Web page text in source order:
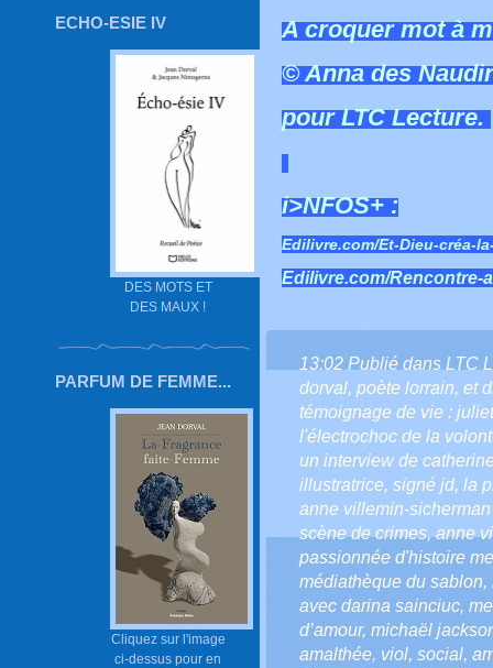
ECHO-ESIE IV
DES MOTS ET
DES MAUX !
PARFUM DE FEMME...
Cliquez sur l'image
ci-dessus pour en
A croquer mot à
© Anna des
pour LTC Lecture.
i>NFOS+ :
Edilivre.com/Et-Dieu-créa-
Edilivre.com/Rencontre-
13:02 Publié dans LTC
dorval, poète lorrain, et
témoignage de vie :
l'électrochoc de la
un interview de
illustratrice, signé jd, la
anne villemin-
scène de crimes,anne
passionnée d'histoire
médiathèque du sablon,
avec darina sainciuc,
d’amour, michaël
amalthée, viol, social,